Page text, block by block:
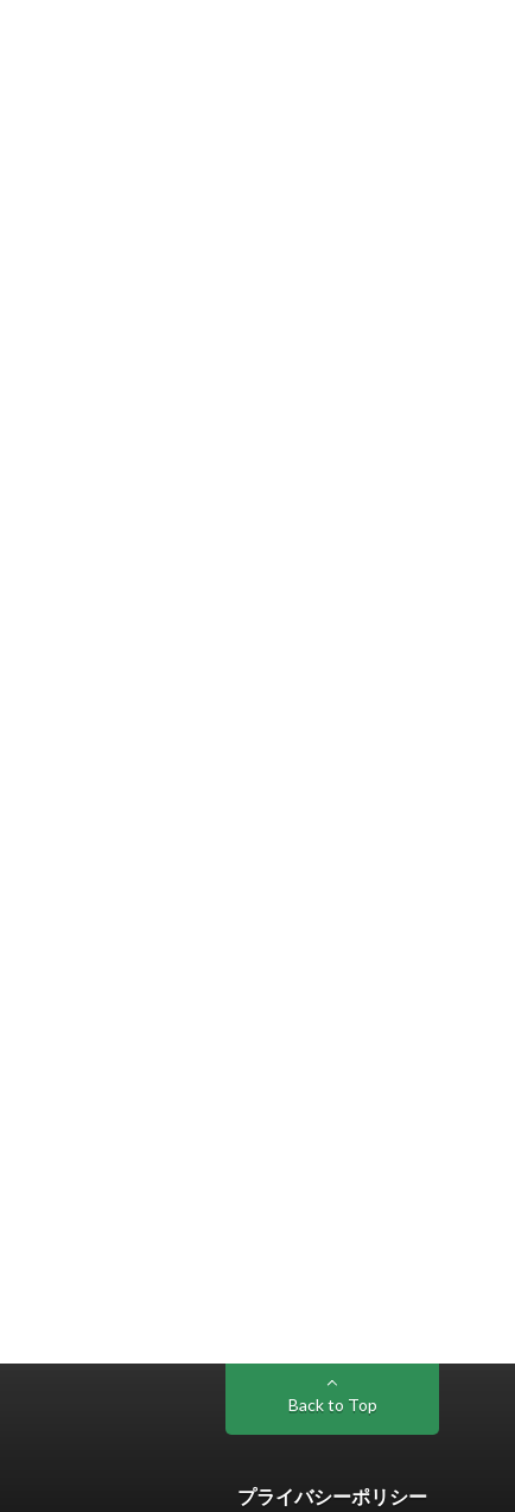
Back to Top
プライバシーポリシー